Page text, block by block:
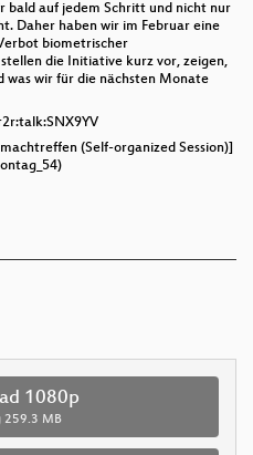
bald auf jedem Schritt und nicht nur
Daher haben wir im Februar eine
biometrischer
die Initiative kurz vor, zeigen,
was wir für die nächsten Monate
(Self-organized Session)]
1080p
259.3 MB